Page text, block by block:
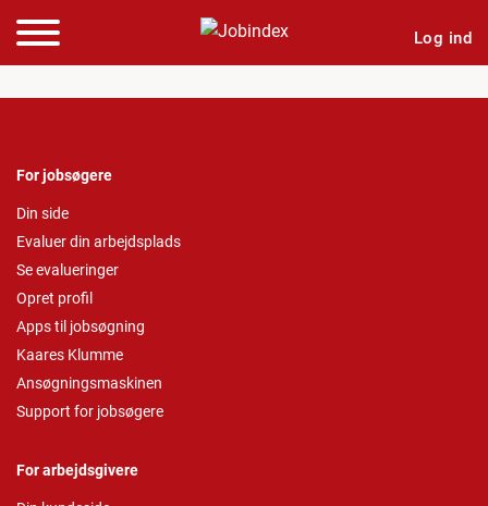
Log ind
For jobsøgere
Din side
Evaluer din arbejdsplads
Se evalueringer
Opret profil
Apps til jobsøgning
Kaares Klumme
Ansøgningsmaskinen
Support for jobsøgere
For arbejdsgivere